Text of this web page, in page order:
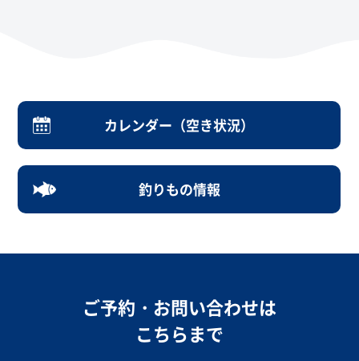
カレンダー（空き状況）
釣りもの情報
ご予約・お問い合わせは
こちらまで